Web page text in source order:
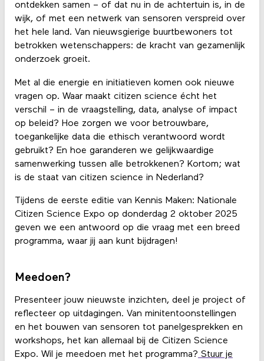
ontdekken samen – of dat nu in de achtertuin is, in de
wijk, of met een netwerk van sensoren verspreid over
het hele land. Van nieuwsgierige buurtbewoners tot
betrokken wetenschappers: de kracht van gezamenlijk
onderzoek groeit.
Met al die energie en initiatieven komen ook nieuwe
vragen op. Waar maakt citizen science écht het
verschil – in de vraagstelling, data, analyse of impact
op beleid? Hoe zorgen we voor betrouwbare,
toegankelijke data die ethisch verantwoord wordt
gebruikt? En hoe garanderen we gelijkwaardige
samenwerking tussen alle betrokkenen? Kortom; wat
is de staat van citizen science in Nederland?
Tijdens de eerste editie van Kennis Maken: Nationale
Citizen Science Expo op donderdag 2 oktober 2025
geven we een antwoord op die vraag met een breed
programma, waar jij aan kunt bijdragen!
Meedoen?
Presenteer jouw nieuwste inzichten, deel je project of
reflecteer op uitdagingen. Van minitentoonstellingen
en het bouwen van sensoren tot panelgesprekken en
workshops, het kan allemaal bij de Citizen Science
Expo. Wil je meedoen met het programma? Stuur je